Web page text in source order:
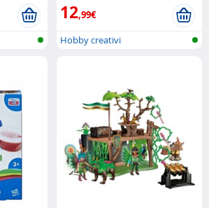
12,99€
Hobby creativi